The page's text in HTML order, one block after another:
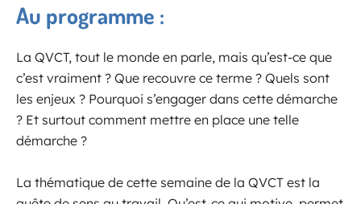
Au programme :
La QVCT, tout le monde en parle, mais qu’est-ce que
c’est vraiment ? Que recouvre ce terme ? Quels sont
les enjeux ? Pourquoi s’engager dans cette démarche
? Et surtout comment mettre en place une telle
démarche ?
La thématique de cette semaine de la QVCT est la